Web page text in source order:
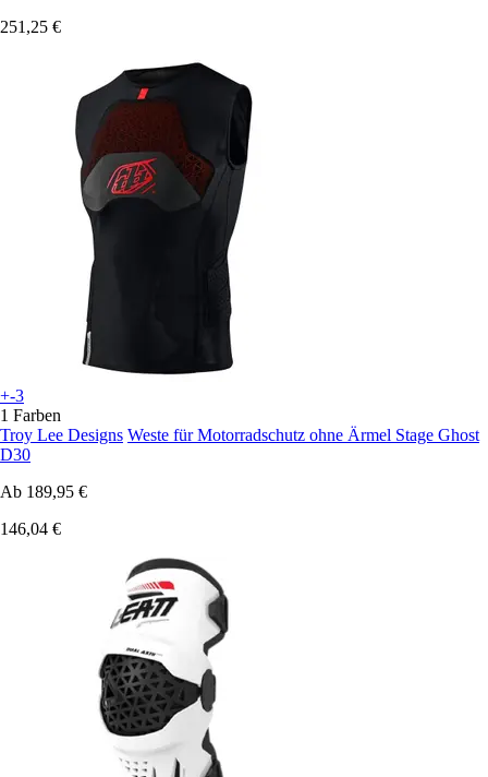
251,25 €
+-3
1 Farben
Troy Lee Designs Weste für Motorradschutz ohne Ärmel Stage Ghost
D30
Ab 189,95 €
146,04 €